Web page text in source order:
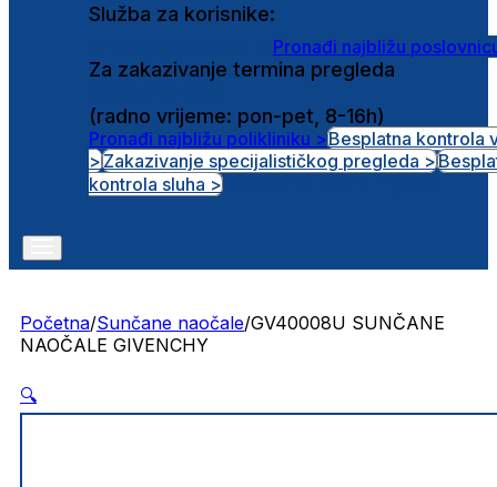
Služba za korisnike:
Pronađi najbližu
Za zakazivanje termina pregleda
(radno vrijeme: pon-pet, 8-16h)
Pronađi najbližu polikliniku >Besplatna kontrola
>Zakazivanje specijalističkog pregleda >
kontrola sluha >
Početna/Sunčane naočale/GV40008U SUNČANE
NAOČALE GIVENCHY
🔍